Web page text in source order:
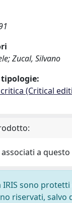
Zucal, Silvano
(Critical
a
sono
riservati, salvo